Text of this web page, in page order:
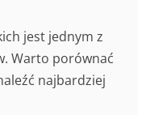
jest jednym z
Warto porównać
najbardziej